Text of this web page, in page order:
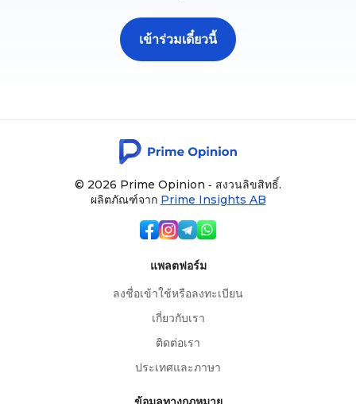
เข้าร่วมเดี๋ยวนี้
© 2026 Prime Opinion ‐ สงวนลิขสิทธิ์.
ผลิตภัณฑ์จาก Prime Insights AB
แพลตฟอร์ม
ลงชื่อเข้าใช้หรือลงทะเบียน
เกี่ยวกับเรา
ติดต่อเรา
ประเทศและภาษา